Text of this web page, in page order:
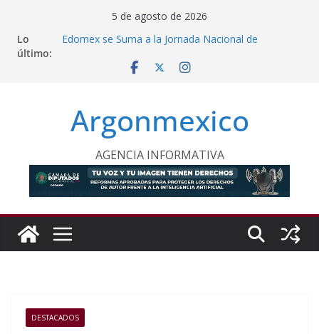
contenido
5 de agosto de 2026
Lo
último:
Edomex se Suma a la Jornada Nacional de
Condenan a 12 Años de Prisión a Traficantes de
en Huehuetla
Comisión Avala Medidas Para Descarbonizar el
Transporte
Inauguran Oficina Regional Para Atender a Mujeres
en Lerma
Argonmexico
AGENCIA INFORMATIVA
DESTACADOS